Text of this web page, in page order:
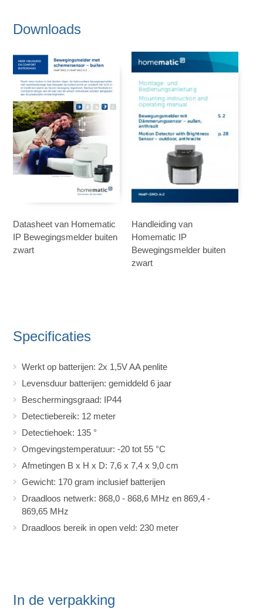
Downloads
Datasheet van Homematic
IP Bewegingsmelder buiten
zwart
Handleiding van
Homematic IP
Bewegingsmelder buiten
zwart
Specificaties
Werkt op batterijen: 2x 1,5V AA penlite
Levensduur batterijen: gemiddeld 6 jaar
Beschermingsgraad: IP44
Detectiebereik: 12 meter
Detectiehoek: 135 °
Omgevingstemperatuur: -20 tot 55 °C
Afmetingen B x H x D: 7,6 x 7,4 x 9,0 cm
Gewicht: 170 gram inclusief batterijen
Draadloos netwerk: 868,0 - 868,6 MHz en 869,4 -
869,65 MHz
Draadloos bereik in open veld: 230 meter
In de verpakking